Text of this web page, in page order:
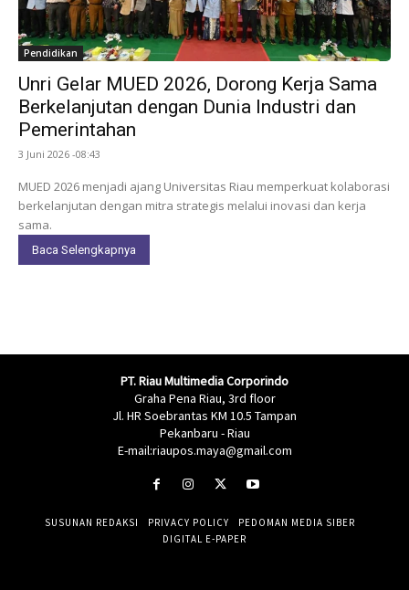
Pendidikan
Unri Gelar MUED 2026, Dorong Kerja Sama
Berkelanjutan dengan Dunia Industri dan
Pemerintahan
3 Juni 2026 -08:43
MUED 2026 menjadi ajang Universitas Riau memperkuat kolaborasi
berkelanjutan dengan mitra strategis melalui inovasi dan kerja
sama.
Baca Selengkapnya
PT. Riau Multimedia Corporindo
Graha Pena Riau, 3rd floor
Jl. HR Soebrantas KM 10.5 Tampan
Pekanbaru - Riau
E-mail:riaupos.maya@gmail.com
SUSUNAN REDAKSI PRIVACY POLICY
PEDOMAN MEDIA SIBER
DIGITAL E-PAPER